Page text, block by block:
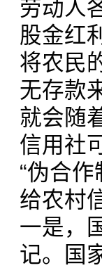
劳动人
股金红
将农民
无存款
就会随
信用社
“伪合
给农村
一是，
记。国